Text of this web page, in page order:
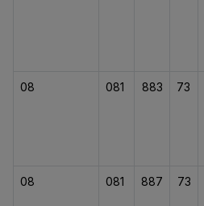
08 081 883 73
08 081 887 73